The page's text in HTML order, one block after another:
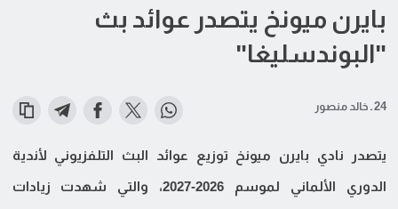
بايرن ميونخ يتصدر عوائد بث
"البوندسليغا"
24 ـ خالد منصور
يتصدر نادي بايرن ميونخ توزيع عوائد البث التلفزيوني لأندية
الدوري الألماني لموسم 2026-2027، والتي شهدت زيادات